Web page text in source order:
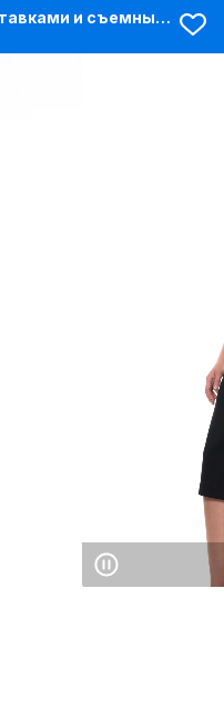
Платье с кружевными вставками и съемным поясом из текстиля